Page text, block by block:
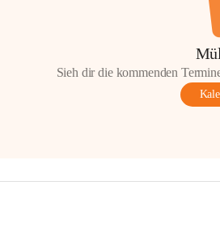
Sieh dir die kommenden